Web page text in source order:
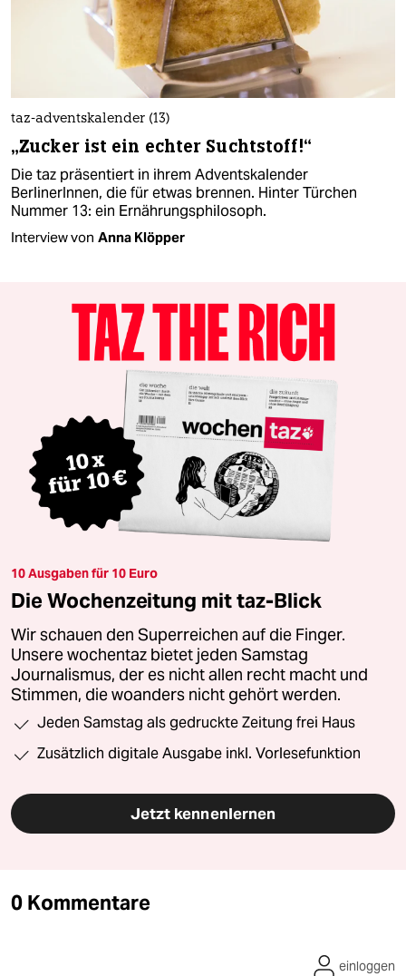
taz-adventskalender (13)
„Zucker ist ein echter Suchtstoff!“
Die taz präsentiert in ihrem Adventskalender
BerlinerInnen, die für etwas brennen. Hinter Türchen
Nummer 13: ein Ernährungsphilosoph.
Interview von Anna Klöpper
10 Ausgaben für 10 Euro
Die Wochenzeitung mit taz-Blick
Wir schauen den Superreichen auf die Finger.
Unsere wochentaz bietet jeden Samstag
Journalismus, der es nicht allen recht macht und
Stimmen, die woanders nicht gehört werden.
Jeden Samstag als gedruckte Zeitung frei Haus
Zusätzlich digitale Ausgabe inkl. Vorlesefunktion
Jetzt kennenlernen
0 Kommentare
einloggen